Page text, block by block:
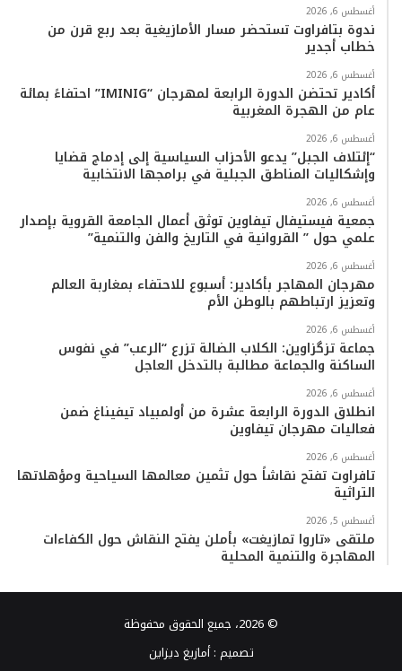
ك
ب
ر
م
k
ب
أغسطس 6, 2026
ندوة بتافراوت تستحضر مسار الأمازيغية بعد ربع قرن من
خطاب أجدير
أغسطس 6, 2026
أكادير تحتضن الدورة الرابعة لمهرجان “IMINIG” احتفاءً بمائة
عام من الهجرة المغربية
أغسطس 6, 2026
“إئتلاف الجبل” يدعو الأحزاب السياسية إلى إدماج قضايا
وإشكاليات المناطق الجبلية في برامجها الانتخابية
أغسطس 6, 2026
جمعية فيستيفال تيفاوين توثق أعمال الجامعة القروية بإصدار
علمي حول ” القروانية في التاريخ والفن والتنمية”
أغسطس 6, 2026
مهرجان المهاجر بأكادير: أسبوع للاحتفاء بمغاربة العالم
وتعزيز ارتباطهم بالوطن الأم
أغسطس 6, 2026
جماعة تزگزاوين: الكلاب الضالة تزرع “الرعب” في نفوس
الساكنة والجماعة مطالبة بالتدخل العاجل
أغسطس 6, 2026
انطلاق الدورة الرابعة عشرة من أولمبياد تيفيناغ ضمن
فعاليات مهرجان تيفاوين
أغسطس 6, 2026
تافراوت تفتح نقاشاً حول تثمين معالمها السياحية ومؤهلاتها
التراثية
أغسطس 5, 2026
ملتقى «تاروا تمازيغت» بأملن يفتح النقاش حول الكفاءات
المهاجرة والتنمية المحلية
© 2026، جميع الحقوق محفوظة
تصميم :أمازيغ ديزاين